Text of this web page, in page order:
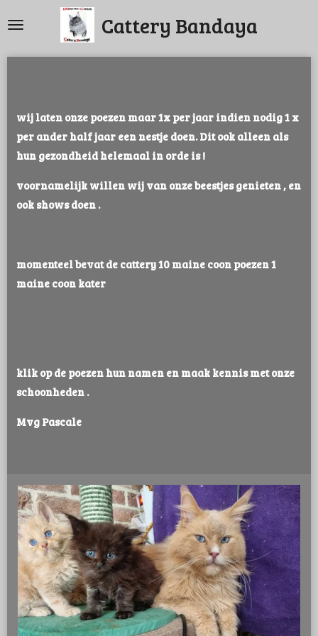
naar
Cattery Bandaya
wij laten onze poezen maar 1x per jaar indien nodig 1 x
per ander half jaar een nestje doen. Dit ook alleen als
hun gezondheid helemaal in orde is !
voornamelijk willen wij van onze beestjes genieten , en
ook shows doen .
momenteel bevat de cattery 10 maine coon poezen 1
maine coon kater
klik op de poezen hun namen en maak kennis met onze
schoonheden .
Mvg Pascale